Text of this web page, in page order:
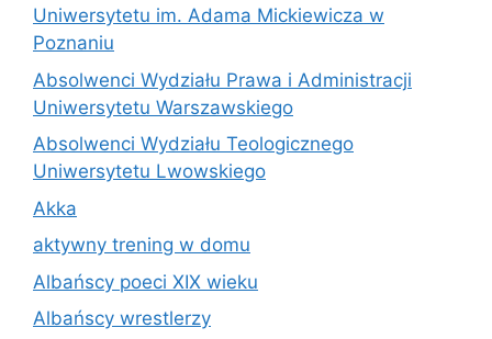
Uniwersytetu im. Adama Mickiewicza w
Poznaniu
Absolwenci Wydziału Prawa i Administracji
Uniwersytetu Warszawskiego
Absolwenci Wydziału Teologicznego
Uniwersytetu Lwowskiego
Akka
aktywny trening w domu
Albańscy poeci XIX wieku
Albańscy wrestlerzy